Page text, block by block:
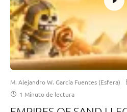
M. Alejandro W. García Fuentes (Esfera)
1 Minuto de lectura